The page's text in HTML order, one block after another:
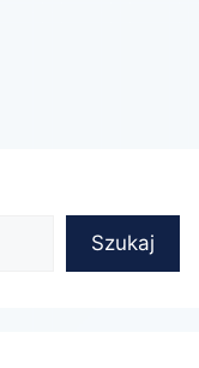
Szukaj